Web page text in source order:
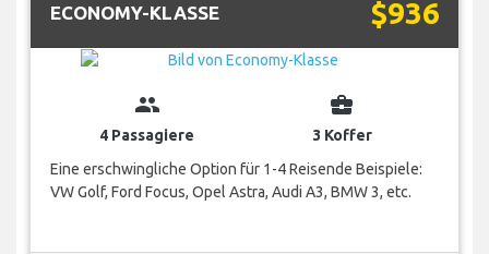
ECONOMY-KLASSE $936
group
4 Passagiere
business_center
3 Koffer
Eine erschwingliche Option für 1-4 Reisende Beispiele:
VW Golf, Ford Focus, Opel Astra, Audi A3, BMW 3, etc.